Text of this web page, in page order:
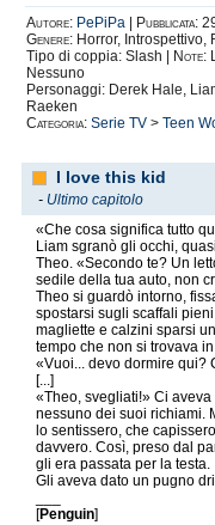
Autore: PePiPa Pubblicata:
Genere: Horror, Introspettivo,
Tipo di coppia: Slash |
Note:
Nessuno
Personaggi: Derek Hale,
Raeken
Categoria: Serie TV > Teen
I love this kid
- Ultimo capitolo
«Che cosa significa tutto
Liam sgranò gli occhi,
Theo. «Secondo te? Un
sedile della tua auto, non
Theo si guardò intorno,
spostarsi sugli scaffali
magliette e calzini sparsi
tempo che non si trovava
«Vuoi... devo dormire qui?
[...]
«Theo, svegliati!» Ci
nessuno dei suoi richiami.
lo sentissero, che
davvero. Così, preso dal
gli era passata per la testa.
Gli aveva dato un pugno
[Penguin]